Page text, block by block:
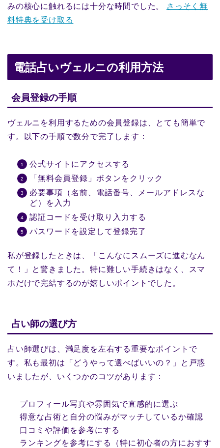
みの核心に触れるには十分な時間でした。
さっそく無
料特典を受け取る
電話占いヴェルニの利用方法
会員登録の手順
ヴェルニを利用するための会員登録は、とても簡単で
す。以下の手順で数分で完了します：
公式サイトにアクセスする
「無料会員登録」ボタンをクリック
必要事項（名前、電話番号、メールアドレスな
ど）を入力
認証コードを受け取り入力する
パスワードを設定して登録完了
私が登録したときは、「こんなにスムーズに進むなん
て！」と驚きました。特に難しい手続きはなく、スマ
ホだけで完結するのが嬉しいポイントでした。
占い師の選び方
占い師選びは、満足度を左右する重要なポイントで
す。私も最初は「どうやって選べばいいの？」と戸惑
いましたが、いくつかのコツがあります：
プロフィール写真や雰囲気で直感的に選ぶ
得意な占術と自分の悩みがマッチしているか確認
口コミや評価を参考にする
ランキングを参考にする（特に初心者の方におすす